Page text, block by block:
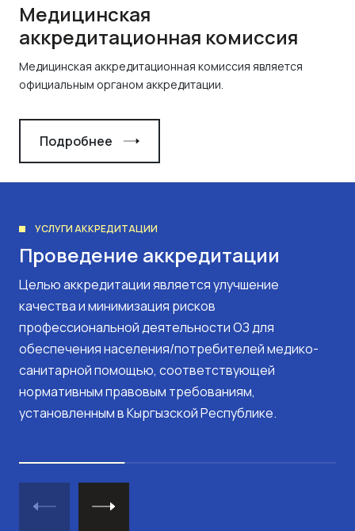
Медицинская
аккредитационная комиссия
Медицинская аккредитационная комиссия является
официальным органом аккредитации.
Подробнее
УСЛУГИ АККРЕДИТАЦИИ
Проведение аккредитации
Целью аккредитации является улучшение
качества и минимизация рисков
профессиональной деятельности ОЗ для
обеспечения населения/потребителей медико-
санитарной помощью, соответствующей
нормативным правовым требованиям,
установленным в Кыргызской Республике.